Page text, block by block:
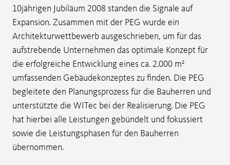
10jährigen Jubiläum 2008 standen die Signale auf
Expansion. Zusammen mit der PEG wurde ein
Architekturwettbewerb ausgeschrieben, um für das
aufstrebende Unternehmen das optimale Konzept für
die erfolgreiche Entwicklung eines ca. 2.000 m²
umfassenden Gebäudekonzeptes zu finden. Die PEG
begleitete den Planungsprozess für die Bauherren und
unterstützte die WITec bei der Realisierung. Die PEG
hat hierbei alle Leistungen gebündelt und fokussiert
sowie die Leistungsphasen für den Bauherren
übernommen.